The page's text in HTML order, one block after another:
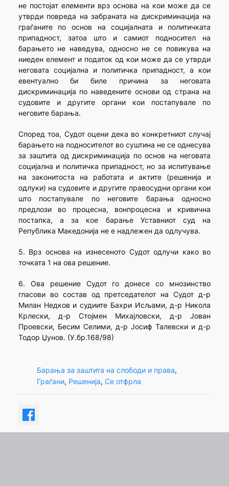
не постојат елементи врз основа на кои може да се
утврди повреда на забраната на дискриминација на
граѓаните по основ на социјалната и политичката
припадност, затоа што и самиот подносител на
барањето не наведува, односно не се повикува на
ниеден елемент и податок од кои може да се утврди
неговата социјална и политичка припадност, а кои
евентуално би биле причина за неговата
дискриминација по наведените основи од страна на
судовите и другите органи кои постапувале по
неговите барања.
Според тоа, Судот оцени дека во конкретниот случај
барањето на подносителот во суштина не се однесува
за заштита од дискриминација по основ на неговата
социјална и политичка припадност, но за испитување
на законитоста на работата и актите (решенија и
одлуки) на судовите и другите правосудни органи кои
што постапувале по неговите барања односно
предлози во процесна, вонпроцесна и кривична
постапка, а за кое барање Уставниот суд на
Република Македонија не е надлежен да одлучува.
5. Врз основа на изнесеното Судот одлучи како во
точката 1 на ова решение.
6. Ова решение Судот го донесе со мнозинство
гласови во состав од претседателот на Судот д-р
Милан Недков и судиите Бахри Исљами, д-р Никола
Крлески, д-р Стојмен Михајловски, д-р Јован
Проевски, Бесим Селими, д-р Јосиф Талевски и д-р
Тодор Џунов. (У.бр.168/98)
Барања за заштита на слободи и права
Граѓани, Решенија, Се отфрла